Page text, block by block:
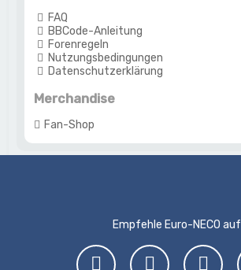
FAQ
BBCode-Anleitung
Forenregeln
Nutzungsbedingungen
Datenschutzerklärung
Merchandise
Fan-Shop
Empfehle Euro-NECO auf